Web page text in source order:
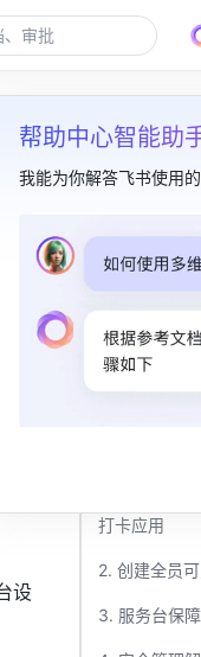
帮助中心智能助
我能为你解答飞书使用
设
本篇目录
1. 修改基本信
2. 创建部门&
打卡应用​
2. 创建全员
3. 服务台保